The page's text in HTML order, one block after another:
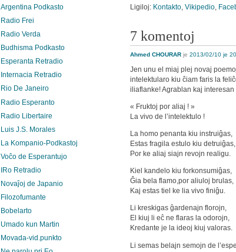
Ligiloj: Kontakto, Vikipedio,
7 komentoj
Ahmed CHOURAR je 2013/02/10 je
Jen unu el miaj plej novaj
intelektularo kiu ĉiam faris la
iliaflanke! Agrablan kaj
« Fruktoj por aliaj ! »
La vivo de l’intelektulo !
La homo penanta kiu instruiĝas,
Estas fragila estulo kiu detruiĝas,
Por ke aliaj siajn revojn realigu.
Kiel kandelo kiu forkonsumiĝas,
Ĝia bela flamo,por aliuloj brulas,
Kaj estas tiel ke lia vivo finiĝu.
Li kreskigas ĝardenajn florojn,
El kiuj li eĉ ne flaras la odorojn,
Kredante je la ideoj kiuj valoras.
Li semas belajn semojn de
Argentina Podkasto
Radio Frei
Radio Verda
Budhisma Podkasto
Esperanta Retradio
Internacia Retradio
Rio De Janeiro
Radio Esperanto
Radio Libertaire
Luis J.S. Morales
La Kompanio-Podkastoj
Voĉo de Esperantujo
IRo Retradio
Novaĵoj de Japanio
Filozofumante
Bobelarto
Umado kun Martin
Movada-vid.punkto